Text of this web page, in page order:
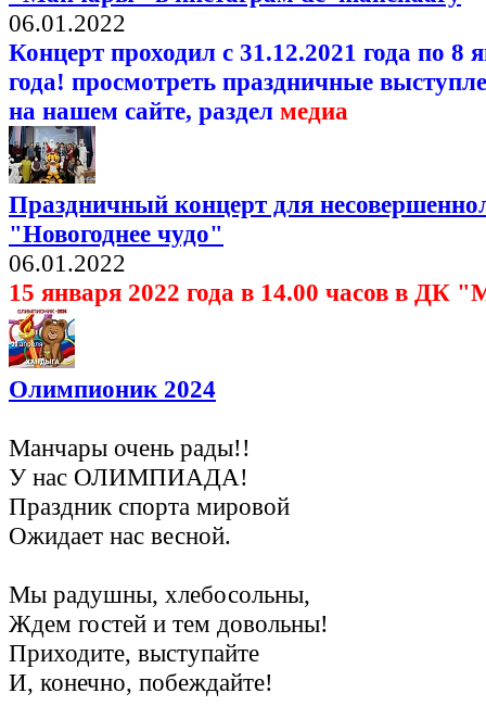
06.01.2022
Концерт проходил с 31.12.2021 года по 8
года! просмотреть праздничные
на нашем сайте, раздел медиа
Праздничный концерт для
"Новогоднее чудо"
06.01.2022
15 января 2022 года в 14.00 часов в ДК
Олимпионик 2024
Манчары очень рады!!
У нас ОЛИМПИАДА!
Праздник спорта мировой
Ожидает нас весной.
Мы радушны, хлебосольны,
Ждем гостей и тем довольны!
Приходите, выступайте
И, конечно, побеждайте!